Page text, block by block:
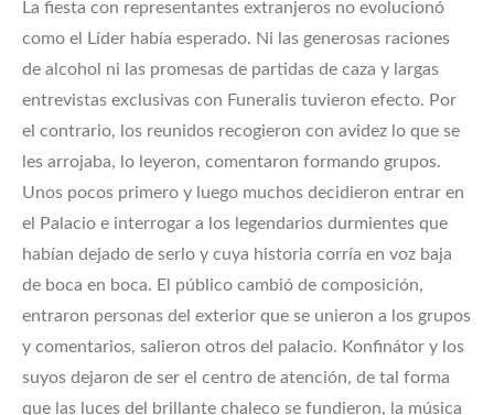
La fiesta con representantes extranjeros no evolucionó
como el Líder había esperado. Ni las generosas raciones
de alcohol ni las promesas de partidas de caza y largas
entrevistas exclusivas con Funeralis tuvieron efecto. Por
el contrario, los reunidos recogieron con avidez lo que se
les arrojaba, lo leyeron, comentaron formando grupos.
Unos pocos primero y luego muchos decidieron entrar en
el Palacio e interrogar a los legendarios durmientes que
habían dejado de serlo y cuya historia corría en voz baja
de boca en boca. El público cambió de composición,
entraron personas del exterior que se unieron a los grupos
y comentarios, salieron otros del palacio. Konfinátor y los
suyos dejaron de ser el centro de atención, de tal forma
que las luces del brillante chaleco se fundieron, la música